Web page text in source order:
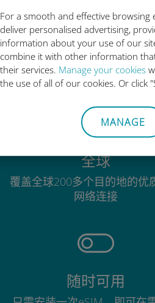
For a smooth and effective browsing
deliver personalised advertising,
information about your use of our
combine it with other information
their services. Manage your cookies
the use of all of our cookies. Or click
MANAGE
为什么
全球
覆盖全球200多个目的地的优
网络连接
随时可用